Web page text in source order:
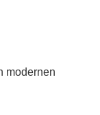
modernen